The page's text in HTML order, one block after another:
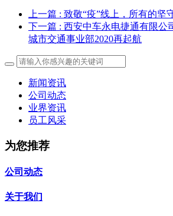
上一篇 : 致敬“疫”线上，所有的坚
下一篇 : 西安中车永电捷通有限公
城市交通事业部2020再起航
新闻资讯
公司动态
业界资讯
员工风采
为您推荐
公司动态
关于我们